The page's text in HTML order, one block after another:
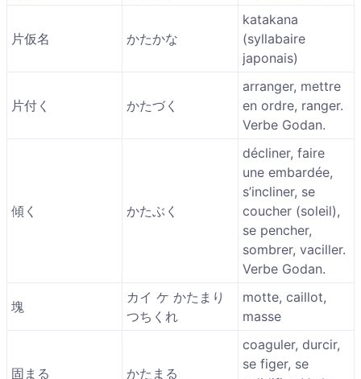
片仮名 かたかな
katakana
(syllabaire
japonais)
片付く かたづく
arranger, mettre
en ordre, ranger.
Verbe Godan.
傾く かたぶく
décliner, faire
une embardée,
s’incliner, se
coucher (soleil),
se pencher,
sombrer, vaciller.
Verbe Godan.
塊
カイ ケ かたまり
つちくれ
motte, caillot,
masse
固まる かたまる
coaguler, durcir,
se figer, se